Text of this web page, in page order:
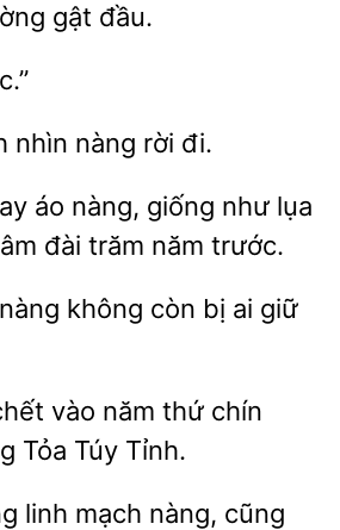
đầu.
nhìn nàng đi.
áo nàng, giống
lụa
đài trăm năm trước.
không
giữ
vào
chín
Tỏa Túy Tỉnh.
linh mạch nàng,